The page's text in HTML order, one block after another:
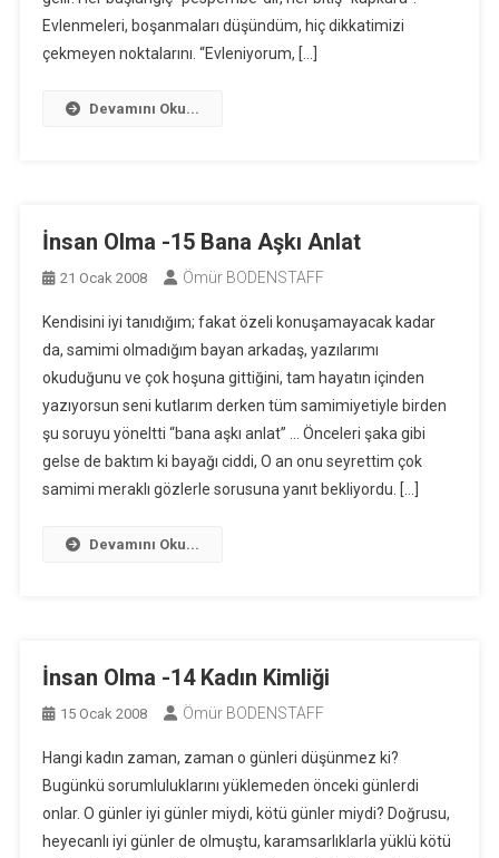
Evlenmeleri, boşanmaları düşündüm, hiç dikkatimizi
çekmeyen noktalarını. “Evleniyorum, […]
Devamını Oku...
İnsan Olma -15 Bana Aşkı Anlat
21 Ocak 2008 Ömür BODENSTAFF
Kendisini iyi tanıdığım; fakat özeli konuşamayacak kadar
da, samimi olmadığım bayan arkadaş, yazılarımı
okuduğunu ve çok hoşuna gittiğini, tam hayatın içinden
yazıyorsun seni kutlarım derken tüm samimiyetiyle birden
şu soruyu yöneltti “bana aşkı anlat” … Önceleri şaka gibi
gelse de baktım ki bayağı ciddi, O an onu seyrettim çok
samimi meraklı gözlerle sorusuna yanıt bekliyordu. […]
Devamını Oku...
İnsan Olma -14 Kadın Kimliği
15 Ocak 2008 Ömür BODENSTAFF
Hangi kadın zaman, zaman o günleri düşünmez ki?
Bugünkü sorumluluklarını yüklemeden önceki günlerdi
onlar. O günler iyi günler miydi, kötü günler miydi? Doğrusu,
heyecanlı iyi günler de olmuştu, karamsarlıklarla yüklü kötü